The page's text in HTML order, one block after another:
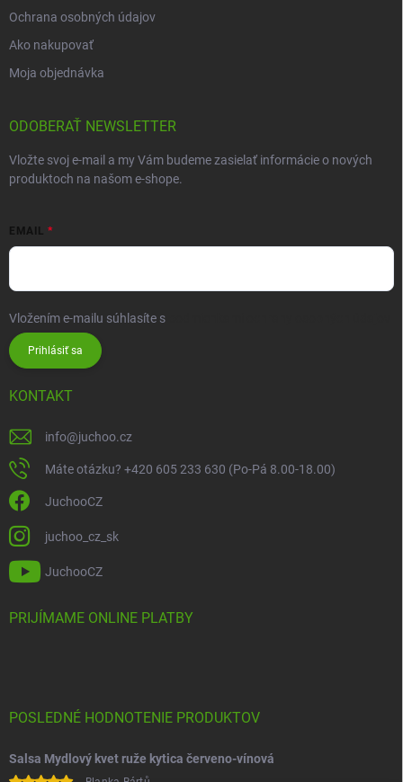
Ochrana osobných údajov
Ako nakupovať
Moja objednávka
ODOBERAŤ NEWSLETTER
Vložte svoj e-mail a my Vám budeme zasielať informácie o nových
produktoch na našom e-shope.
EMAIL
Vložením e-mailu súhlasíte s
Prihlásiť sa
KONTAKT
info@juchoo.cz
Máte otázku? +420 605 233 630 (Po-Pá 8.00-18.00)
JuchooCZ
juchoo_cz_sk
JuchooCZ
PRIJÍMAME ONLINE PLATBY
POSLEDNÉ HODNOTENIE PRODUKTOV
Salsa Mydlový kvet ruže kytica červeno-vínová